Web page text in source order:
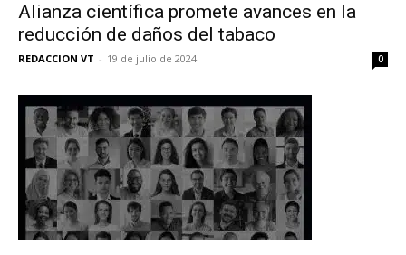
Alianza científica promete avances en la
reducción de daños del tabaco
REDACCION VT - 19 de julio de 2024 0